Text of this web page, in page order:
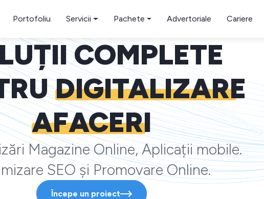
Portofoliu Servicii Pachete Advertoriale Cariere
COMPLETE
DIGITALIZARE
AFACERI
Magazine Online, Aplicații mobile.
SEO și Promovare Online.
Începe un proiect